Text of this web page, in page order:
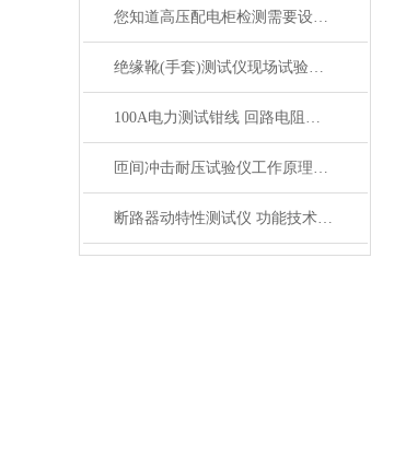
您知道高压配电柜检测需要设备具体有哪些？
绝缘靴(手套)测试仪现场试验操作方法
100A电力测试钳线 回路电阻测试仪导线 100A大电流线夹子
匝间冲击耐压试验仪工作原理​及试验判断方法
断路器动特性测试仪 功能技术参数